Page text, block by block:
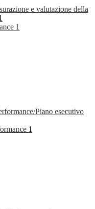
e valutazione della
1
Piano esecutivo
1